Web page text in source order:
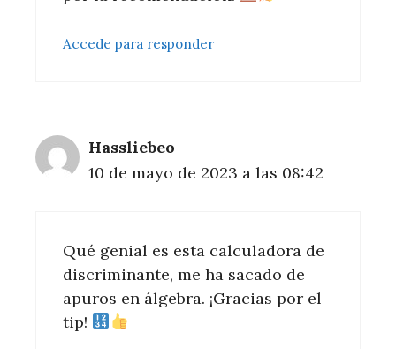
Accede para responder
Hassliebeo
10 de mayo de 2023 a las 08:42
Qué genial es esta calculadora de
discriminante, me ha sacado de
apuros en álgebra. ¡Gracias por el
tip!